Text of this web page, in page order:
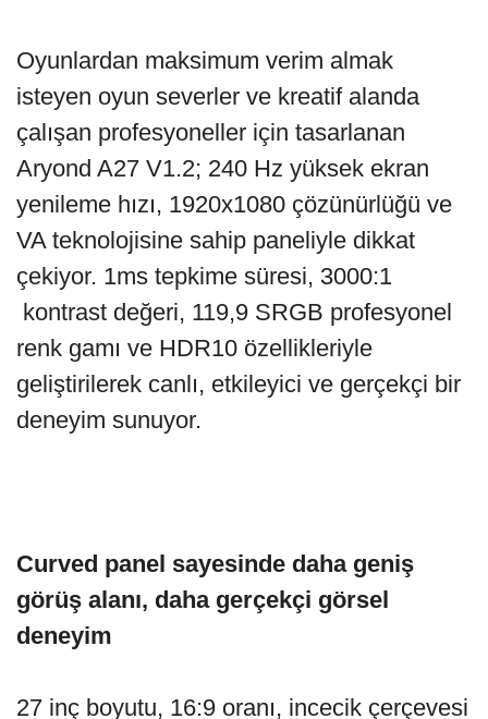
Oyunlardan maksimum verim almak
isteyen oyun severler ve kreatif alanda
çalışan profesyoneller için tasarlanan
Aryond A27 V1.2; 240 Hz yüksek ekran
yenileme hızı, 1920x1080 çözünürlüğü ve
VA teknolojisine sahip paneliyle dikkat
çekiyor. 1ms tepkime süresi, 3000:1
kontrast değeri, 119,9 SRGB profesyonel
renk gamı ve HDR10 özellikleriyle
geliştirilerek canlı, etkileyici ve gerçekçi bir
deneyim sunuyor.
Curved panel sayesinde daha geniş
görüş alanı, daha gerçekçi görsel
deneyim
27 inç boyutu, 16:9 oranı, incecik çerçevesi